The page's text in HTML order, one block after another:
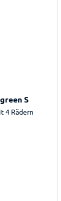
S
4 Rädern